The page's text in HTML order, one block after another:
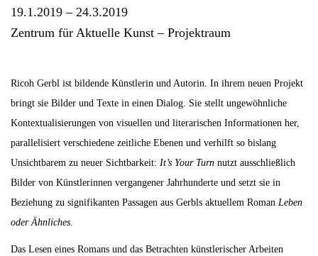
19.1.2019 – 24.3.2019
Zentrum für Aktuelle Kunst – Projektraum
Ricoh Gerbl ist bildende Künstlerin und Autorin. In ihrem neuen Projekt
bringt sie Bilder und Texte in einen Dialog. Sie stellt ungewöhnliche
Kontextualisierungen von visuellen und literarischen Informationen her,
parallelisiert verschiedene zeitliche Ebenen und verhilft so bislang
Unsichtbarem zu neuer Sichtbarkeit: It’s Your Turn nutzt ausschließlich
Bilder von Künstlerinnen vergangener Jahrhunderte und setzt sie in
Beziehung zu signifikanten Passagen aus Gerbls aktuellem Roman Leben
oder Ähnliches.
Das Lesen eines Romans und das Betrachten künstlerischer Arbeiten